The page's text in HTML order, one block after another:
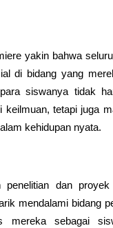
yakin bahwa
di bidang yang
siswanya tidak
keilmuan, tetapi juga
kehidupan nyata.
penelitian dan
mendalami bidang
mereka sebagai